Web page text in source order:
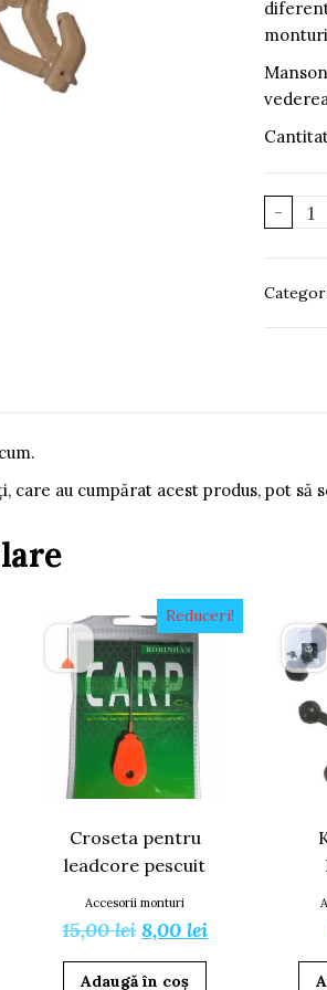
-
care au cumpărat acest produs, pot să
Reduceri!
Croseta pentru
leadcore pescuit
Accesorii monturi
15,00lei Prețul
inițial
8,00leiPrețul
Adaugă în coș